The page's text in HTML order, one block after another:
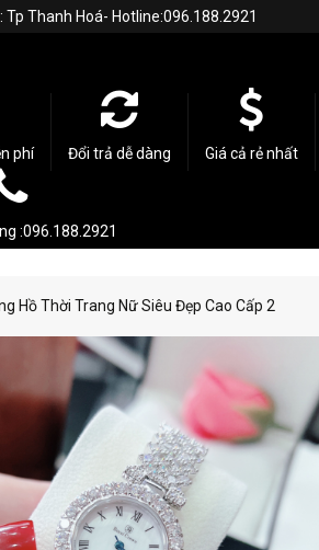
Tp Thanh Hoá- Hotline:096.188.2921
phí Đổi trả dễ dàng Giá cả rẻ nhất
:096.188.2921
Hồ Thời Trang Nữ Siêu Đẹp Cao Cấp 2